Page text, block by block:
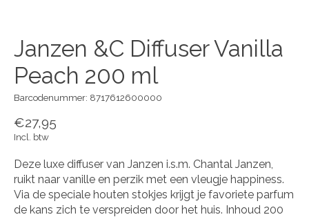
Janzen &C Diffuser Vanilla
Peach 200 ml
Barcodenummer: 8717612600000
€27,95
Incl. btw
Deze luxe diffuser van Janzen i.s.m. Chantal Janzen,
ruikt naar vanille en perzik met een vleugje happiness.
Via de speciale houten stokjes krijgt je favoriete parfum
de kans zich te verspreiden door het huis. Inhoud 200